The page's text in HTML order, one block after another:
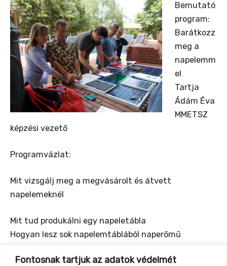
Fontosnak tartjuk az adatok védelmét
Bemutató
program:
Barátkozz
meg a
napelemm
el
Tartja
Ádám Éva
MMETSZ
képzési vezető
Programvázlat:
Mit vizsgálj meg a megvásárolt és átvett
napelemeknél
Mit tud produkálni egy napeletábla
Hogyan lesz sok napelemtáblából naperőmű
Előzetes tudásnak is elismerhető mérési